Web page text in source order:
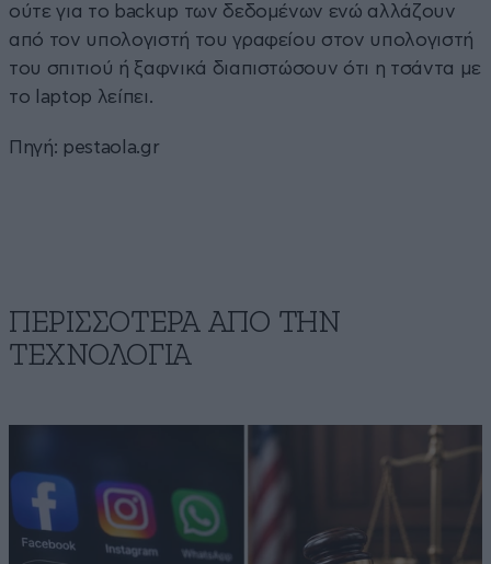
ούτε για το backup των δεδομένων ενώ αλλάζουν
από τον υπολογιστή του γραφείου στον υπολογιστή
του σπιτιού ή ξαφνικά διαπιστώσουν ότι η τσάντα με
το laptop λείπει.
Πηγή: pestaola.gr
ΠΕΡΙΣΣΟΤΕΡΑ ΑΠΟ ΤΗΝ
ΤΕΧΝΟΛΟΓΙΑ